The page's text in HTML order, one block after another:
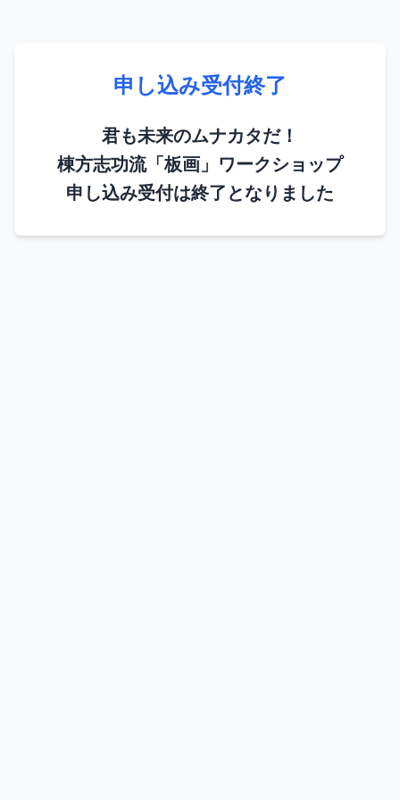
申し込み受付終了
君も未来のムナカタだ！
棟方志功流「板画」ワークショップ
申し込み受付は終了となりました